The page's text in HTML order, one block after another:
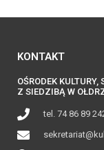
KONTAKT
OŚRODEK
Z SIEDZIBĄ W
tel. 74 86 89